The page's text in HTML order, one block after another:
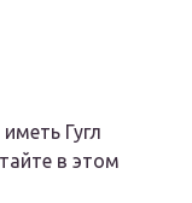
Гугл
в этом